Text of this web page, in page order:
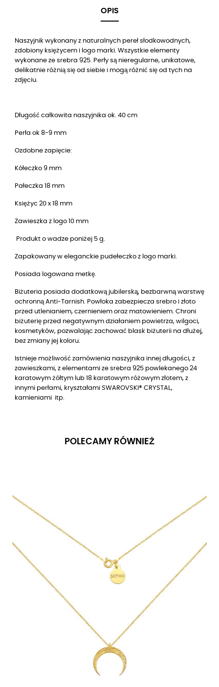
OPIS
Naszyjnik wykonany z naturalnych pereł słodkowodnych,
zdobiony księżycem i logo marki. Wszystkie elementy
wykonane ze srebra 925. Perły są nieregularne, unikatowe,
delikatnie różnią się od siebie i mogą różnić się od tych na
zdjęciu.
Długość całkowita naszyjnika ok. 40 cm
Perła ok 8-9 mm
Ozdobne zapięcie:
Kółeczko 9 mm
Pałeczka 18 mm
Księżyc 20 x 18 mm
Zawieszka z logo 10 mm
Produkt o wadze poniżej 5 g.
Zapakowany w eleganckie pudełeczko z logo marki.
Posiada logowana metkę.
Biżuteria posiada dodatkową jubilerską, bezbarwną warstwę
ochronną Anti-Tarnish. Powłoka zabezpiecza srebro i złoto
przed utlenianiem, czernieniem oraz matowieniem. Chroni
biżuterię przed negatywnym działaniem powietrza, wilgoci,
kosmetyków, pozwalając zachować blask biżuterii na dłużej,
bez zmiany jej koloru.
Istnieje możliwość zamówienia naszyjnika innej długości, z
zawieszkami, z elementami ze srebra 925 powlekanego 24
karatowym żółtym lub 18 karatowym różowym złotem, z
innymi perłami, kryształami SWAROVSKI® CRYSTAL,
kamieniami itp.
POLECAMY RÓWNIEŻ